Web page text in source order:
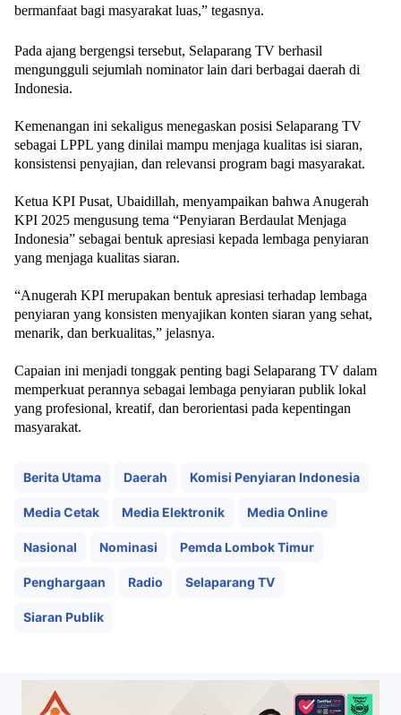
bermanfaat bagi masyarakat luas,” tegasnya.
Pada ajang bergengsi tersebut, Selaparang TV berhasil
mengungguli sejumlah nominator lain dari berbagai daerah di
Indonesia.
Kemenangan ini sekaligus menegaskan posisi Selaparang TV
sebagai LPPL yang dinilai mampu menjaga kualitas isi siaran,
konsistensi penyajian, dan relevansi program bagi masyarakat.
Ketua KPI Pusat, Ubaidillah, menyampaikan bahwa Anugerah
KPI 2025 mengusung tema “Penyiaran Berdaulat Menjaga
Indonesia” sebagai bentuk apresiasi kepada lembaga penyiaran
yang menjaga kualitas siaran.
“Anugerah KPI merupakan bentuk apresiasi terhadap lembaga
penyiaran yang konsisten menyajikan konten siaran yang sehat,
menarik, dan berkualitas,” jelasnya.
Capaian ini menjadi tonggak penting bagi Selaparang TV dalam
memperkuat perannya sebagai lembaga penyiaran publik lokal
yang profesional, kreatif, dan berorientasi pada kepentingan
masyarakat.
Berita Utama Daerah Komisi Penyiaran Indonesia
Media Cetak Media Elektronik Media Online
Nasional Nominasi Pemda Lombok Timur
Penghargaan Radio Selaparang TV
Siaran Publik